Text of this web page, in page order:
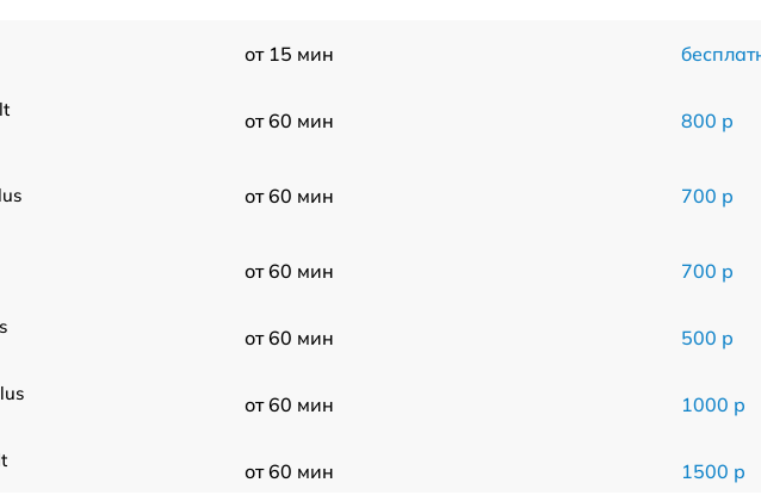
от 15 мин
от 60 мин 800 р
от 60 мин 700 р
от 60 мин 700 р
от 60 мин 500 р
от 60 мин 1000 р
от 60 мин 1500 р